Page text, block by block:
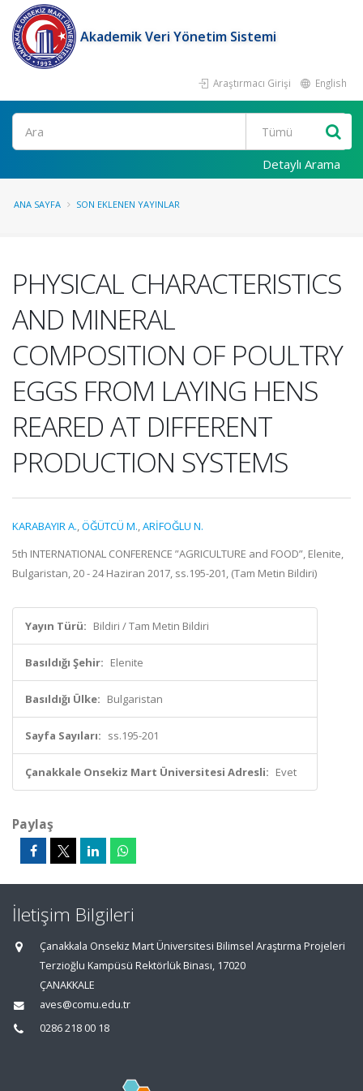
Akademik Veri Yönetim Sistemi
Araştırmacı Girişi English
Ara
Detaylı Arama
ANA SAYFA SON EKLENEN YAYINLAR
PHYSICAL CHARACTERISTICS
AND MINERAL
COMPOSITION OF POULTRY
EGGS FROM LAYING HENS
REARED AT DIFFERENT
PRODUCTION SYSTEMS
KARABAYIR A.,ÖĞÜTCÜ M.,ARİFOĞLU N.
5th INTERNATIONAL CONFERENCE ”AGRICULTURE and FOOD”, Elenite,
Bulgaristan, 20 - 24 Haziran 2017, ss.195-201, (Tam Metin Bildiri)
Yayın Türü: Bildiri / Tam Metin Bildiri
Basıldığı Şehir: Elenite
Basıldığı Ülke: Bulgaristan
Sayfa Sayıları: ss.195-201
Çanakkale Onsekiz Mart Üniversitesi Adresli: Evet
Paylaş
İletişim Bilgileri
Çanakkala Onsekiz Mart Üniversitesi Bilimsel Araştırma Projeleri
Terzioğlu Kampüsü Rektörlük Binası, 17020
ÇANAKKALE
aves@comu.edu.tr
0286 218 00 18